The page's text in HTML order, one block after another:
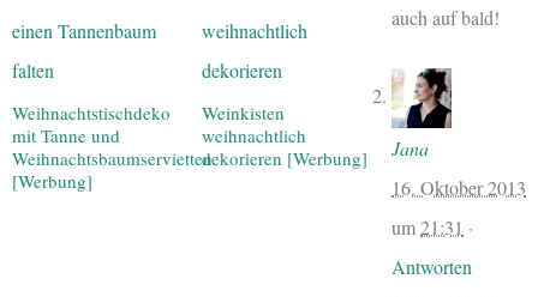
Weihnachtstischdeko
mit Tanne und
Weihnachtsbaumservietten
[Werbung]
Weinkisten
weihnachtlich
dekorieren [Werbung]
auch auf bald!
Jana
16. Oktober 2013
um21:31 ·
Antworten